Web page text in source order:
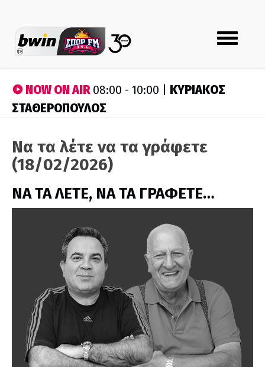
Toggle
navigation
NOW ON AIR08:00 - 10:00 | ΚΥΡΙΑΚΟΣ
ΣΤΑΘΕΡΟΠΟΥΛΟΣ
Να τα λέτε να τα γράφετε
(18/02/2026)
ΝΑ ΤΑ ΛΕΤΕ, ΝΑ ΤΑ ΓΡΑΦΕΤΕ…